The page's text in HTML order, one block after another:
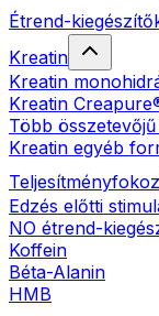
Étrend-
Kreatin
Kreatin
Kreatin
Több
Kreatin egyéb
Edzés előtti
NO étrend-
Koffein
Béta-Alanin
HMB